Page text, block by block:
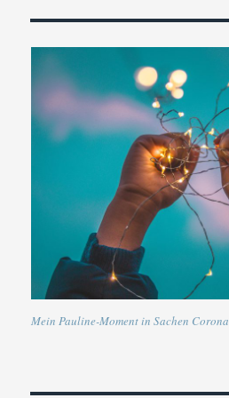
Mein Pauline-Moment in Sachen Corona